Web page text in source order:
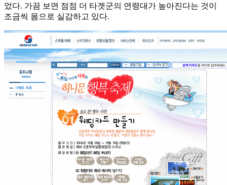
었다. 가끔 보면 점점 더 타겟군의 연령대가 높아진다는 것이
조금씩 몸으로 실감하고 있다.